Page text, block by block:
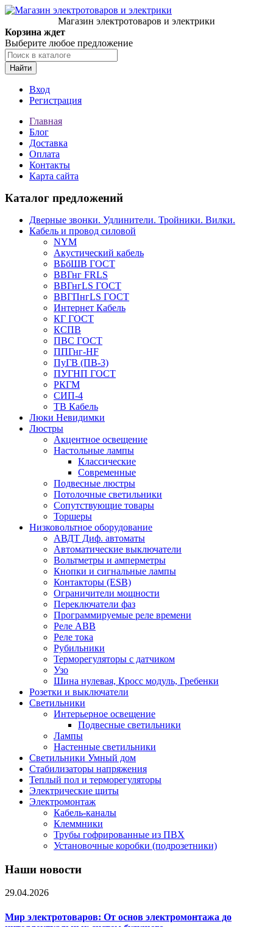
Магазин электротоваров и электрики
Корзина ждет
Выберите любое предложение
Найти
Вход
Регистрация
Главная
Блог
Доставка
Оплата
Контакты
Карта сайта
Каталог предложений
Дверные звонки. Удлинители. Тройники. Вилки.
Кабель и провод силовой
NYM
Акустический кабель
ВБбШВ ГОСТ
ВВГнг FRLS
ВВГнгLS ГОСТ
ВВГПнгLS ГОСТ
Интернет Кабель
КГ ГОСТ
КСПВ
ПВС ГОСТ
ППГнг-HF
ПуГВ (ПВ-3)
ПУГНП ГОСТ
РКГМ
СИП-4
ТВ Кабель
Люки Невидимки
Люстры
Акцентное освещение
Настольные лампы
Классические
Современные
Подвесные люстры
Потолочные светильники
Сопутствующие товары
Торшеры
Низковольтное оборудование
АВДT Диф. автоматы
Автоматические выключатели
Вольтметры и амперметры
Кнопки и сигнальные лампы
Контакторы (ESB)
Ограничители мощности
Переключатели фаз
Программируемые реле времени
Реле ABB
Реле тока
Рубильники
Терморегуляторы с датчиком
Узо
Шина нулевая, Кросс модуль, Гребенки
Розетки и выключатели
Светильники
Интерьерное освещение
Подвесные светильники
Лампы
Настенные светильники
Светильники Умный дом
Стабилизаторы напряжения
Теплый пол и терморегуляторы
Электрические щиты
Электромонтаж
Кабель-каналы
Клеммники
Трубы гофрированные из ПВХ
Установочные коробки (подрозетники)
Наши новости
29.04.2026
Мир электротоваров: От основ электромонтажа до